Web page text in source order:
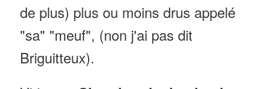
de plus) plus ou moins drus appelé
"sa" "meuf", (non j'ai pas dit
Briguitteux).